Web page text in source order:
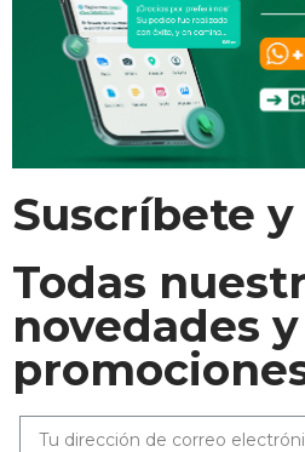
Suscríbete
Todas
novedades y